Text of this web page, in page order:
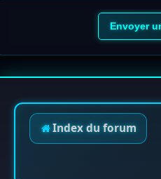
Index du forum